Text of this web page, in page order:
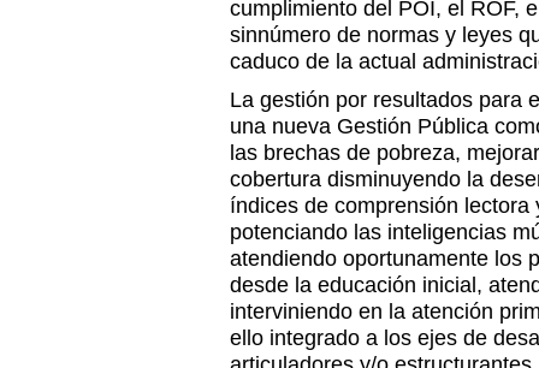
cumplimiento del POI, el ROF,
sinnúmero de normas y leyes
caduco de la actual
La gestión por resultados para
una nueva Gestión Pública
las brechas de pobreza,
cobertura disminuyendo la
índices de comprensión
potenciando las inteligencias
atendiendo oportunamente los
desde la educación inicial,
interviniendo en la atención
ello integrado a los ejes de